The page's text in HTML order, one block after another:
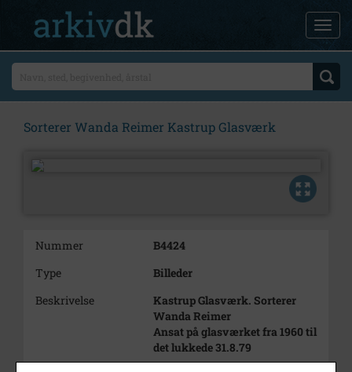
Sorterer Wanda Reimer Kastrup Glasværk
Nummer
B4424
Type
Billeder
Beskrivelse
Kastrup Glasværk. Sorterer
Wanda Reimer
Ansat på glasværket fra 1960 til
det lukkede 31.8.79